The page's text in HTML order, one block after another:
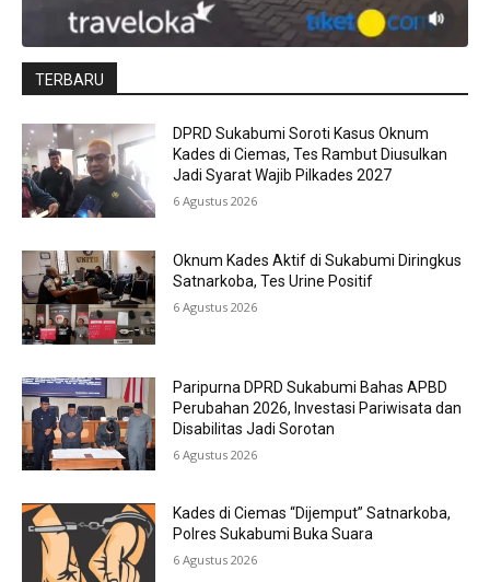
TERBARU
DPRD Sukabumi Soroti Kasus Oknum
Kades di Ciemas, Tes Rambut Diusulkan
Jadi Syarat Wajib Pilkades 2027
6 Agustus 2026
Oknum Kades Aktif di Sukabumi Diringkus
Satnarkoba, Tes Urine Positif
6 Agustus 2026
Paripurna DPRD Sukabumi Bahas APBD
Perubahan 2026, Investasi Pariwisata dan
Disabilitas Jadi Sorotan
6 Agustus 2026
Kades di Ciemas “Dijemput” Satnarkoba,
Polres Sukabumi Buka Suara
6 Agustus 2026